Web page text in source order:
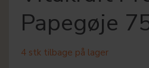
Papegøje
4 stk tilbage på lager